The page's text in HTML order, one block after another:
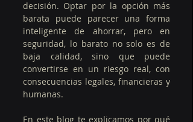
decisión. Optar por la opción más
barata puede parecer una forma
inteligente de ahorrar, pero en
seguridad, lo barato no solo es de
baja calidad, sino que puede
convertirse en un riesgo real, con
consecuencias legales, financieras y
humanas.